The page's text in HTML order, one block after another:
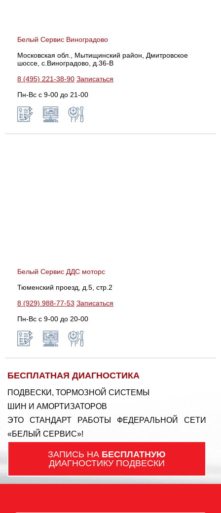
Белый Сервис Виноградово
Московская обл., Мытищинский район, Дмитровское
шоссе, с.Виноградово, д.36-В
8 (495) 221-38-90 Записаться
Пн-Вс с 9-00 до 21-00
Белый Сервис ДДС моторс
Тюменский проезд, д.5, стр.2
8 (929) 988-77-53 Записаться
Пн-Вс c 9-00 до 20-00
БЕСПЛАТНАЯ ДИАГНОСТИКА
ПОДВЕСКИ, ТОРМОЗНОЙ СИСТЕМЫ
ШИН И АМОРТИЗАТОРОВ
ЭТО СТАНДАРТ РАБОТЫ ФЕДЕРАЛЬНОЙ СЕТИ
«БЕЛЫЙ СЕРВИС»!
ЗАПИСЬ НА БЕСПЛАТНУЮ
ДИАГНОСТИКУ ПОДВЕСКИ